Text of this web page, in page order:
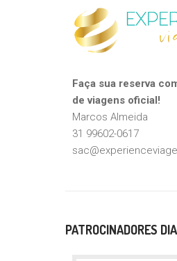
Faça sua reserva
de viagens oficial!
Marcos Almeida
31 99602-0617
PATROCINADORES